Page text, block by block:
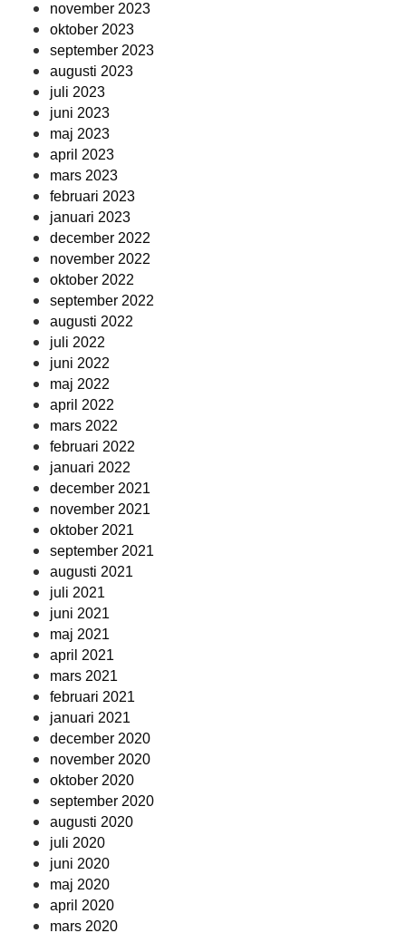
november 2023
oktober 2023
september 2023
augusti 2023
juli 2023
juni 2023
maj 2023
april 2023
mars 2023
februari 2023
januari 2023
december 2022
november 2022
oktober 2022
september 2022
augusti 2022
juli 2022
juni 2022
maj 2022
april 2022
mars 2022
februari 2022
januari 2022
december 2021
november 2021
oktober 2021
september 2021
augusti 2021
juli 2021
juni 2021
maj 2021
april 2021
mars 2021
februari 2021
januari 2021
december 2020
november 2020
oktober 2020
september 2020
augusti 2020
juli 2020
juni 2020
maj 2020
april 2020
mars 2020